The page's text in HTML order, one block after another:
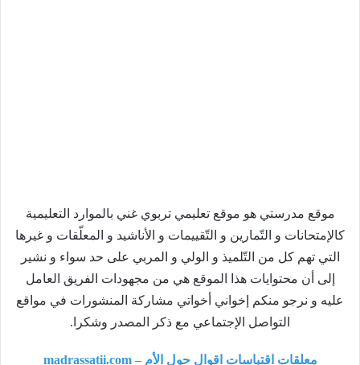
موقع مدرستي هو موقع تعليمي تربوي غني بالموارد التعليمية
كالإمتحانات و التّمارين و التّقييمات و الأناشيد و المعلّقات و غيرها
التي تهم كل من التّلميذ و الولي و المربي على حد سواء و نشير
إلى أن محتوايات هذا الموقع هي من مجهودات الفريق العامل
عليه و نرجو منكم إخواني أخواتي مشاركة المنشورات في مواقع
التواصل الإجتماعي مع ذكر المصدر وشكرا.
معلقات اقتباسات اقوال حول الأم – madrassatii.com